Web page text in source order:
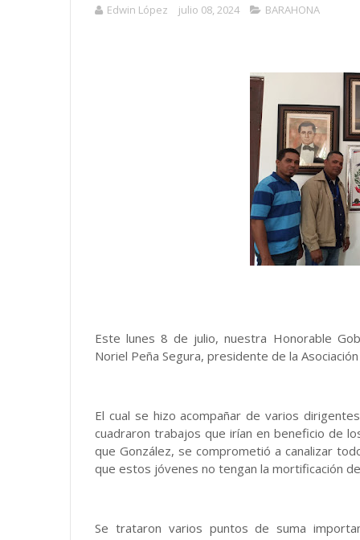
Edwin López julio 08, 2024 BARAHONA
Este lunes 8 de julio, nuestra Honorable
Noriel Peña Segura, presidente de la
El cual se hizo acompañar de varios
cuadraron trabajos que irían en beneficio de
que González, se comprometió a canalizar
que estos jóvenes no tengan la mortificación
Se trataron varios puntos de suma